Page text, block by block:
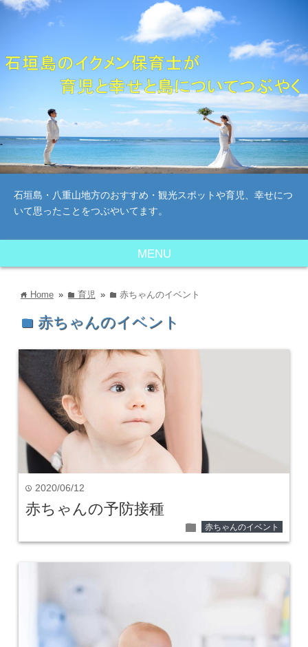
石垣島・八重山地方のおすすめ・観光スポットや育児、幸せにつ
いて思ったことをつぶやいてます。
MENU
home Home » folder 育児 » folder 赤ちゃんのイベント
folder 赤ちゃんのイベント
time 2020/06/12
赤ちゃんの予防接種
folder 赤ちゃんのイベント